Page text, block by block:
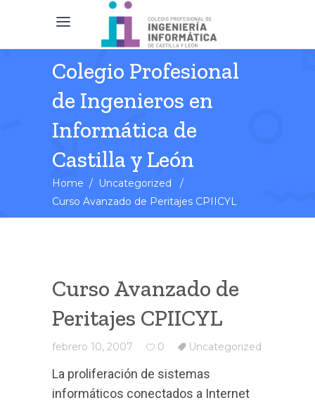
Colegio Profesional
de Ingenieros en
Informática de
Castilla y León
Home / Uncategorized
/
Curso Avanzado de Peritajes CPIICYL
Curso Avanzado de
Peritajes CPIICYL
febrero 10, 2007 0 Uncategorized
La proliferación de sistemas
informáticos conectados a Internet